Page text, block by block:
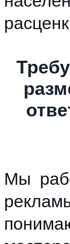
Мы